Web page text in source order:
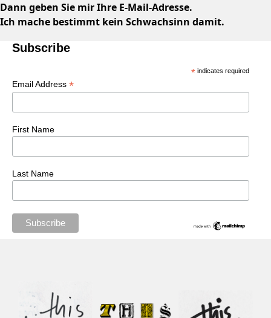
Dann geben Sie mir Ihre E-Mail-Adresse.
Ich mache bestimmt kein Schwachsinn damit.
Subscribe
*indicates required
Email Address *
First Name
Last Name